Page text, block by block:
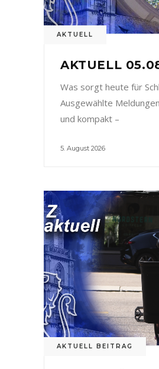
AKTUELL
AKTUELL
Was sorgt heute für
Ausgewählte
und kompakt –
5. August 2026
AKTUELL BEITRAG